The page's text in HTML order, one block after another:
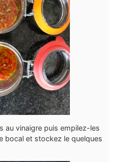
au vinaigre puis empilez-les
bocal et stockez le quelques